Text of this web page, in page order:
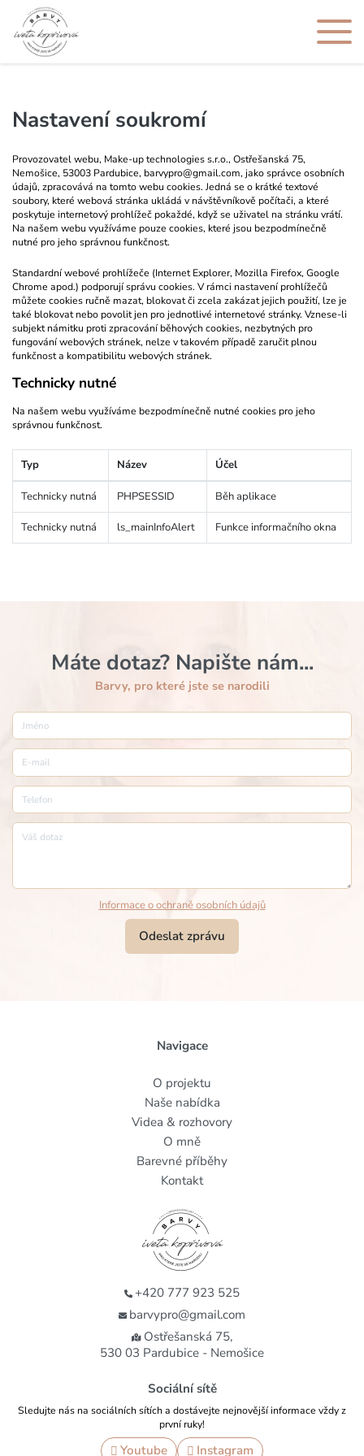
Nastavení soukromí
Provozovatel webu, Make-up technologies s.r.o., Ostřešanská 75,
Nemošice, 53003 Pardubice, barvypro@gmail.com, jako správce osobních
údajů, zpracovává na tomto webu cookies. Jedná se o krátké textové
soubory, které webová stránka ukládá v návštěvníkově počítači, a které
poskytuje internetový prohlížeč pokaždé, když se uživatel na stránku vrátí.
Na našem webu využíváme pouze cookies, které jsou bezpodmínečně
nutné pro jeho správnou funkčnost.
Standardní webové prohlížeče (Internet Explorer, Mozilla Firefox, Google
Chrome apod.) podporují správu cookies. V rámci nastavení prohlížečů
můžete cookies ručně mazat, blokovat či zcela zakázat jejich použití, lze je
také blokovat nebo povolit jen pro jednotlivé internetové stránky. Vznese-li
subjekt námitku proti zpracování běhových cookies, nezbytných pro
fungování webových stránek, nelze v takovém případě zaručit plnou
funkčnost a kompatibilitu webových stránek.
Technicky nutné
Na našem webu využíváme bezpodmínečně nutné cookies pro jeho
správnou funkčnost.
Typ Název Účel
Technicky nutná PHPSESSID Běh aplikace
Technicky nutná ls_mainInfoAlert Funkce informačního okna
Máte dotaz? Napište nám...
Barvy, pro které jste se narodili
Jméno
E-mail
Telefon
Váš dotaz
Informace o ochraně osobních údajů
Odeslat zprávu
Navigace
O projektu
Naše nabídka
Videa & rozhovory
O mně
Barevné příběhy
Kontakt
+420 777 923 525
barvypro@gmail.com
Ostřešanská 75,
530 03 Pardubice - Nemošice
Sociální sítě
Sledujte nás na sociálních sítích a dostávejte nejnovější informace vždy z
první ruky!
Youtube Instagram